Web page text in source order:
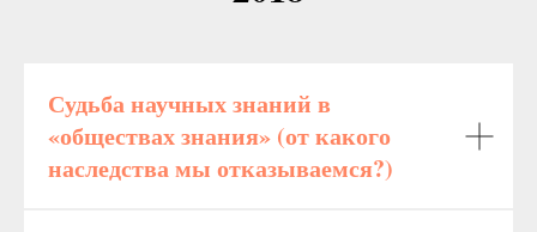
Судьба научных знаний в
«обществах знания» (от какого
наследства мы отказываемся?)